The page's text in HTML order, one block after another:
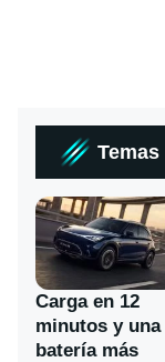
Carga en 12
minutos y una
batería más